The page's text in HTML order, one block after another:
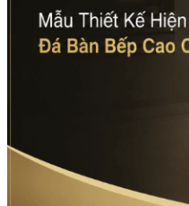
Các Loại Đá Khác
Kính Màu Ốp Bếp
Đá Limestone
Đá Onyx